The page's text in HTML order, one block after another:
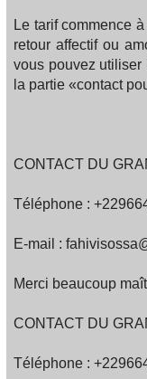
Le tarif commence
retour affectif ou
vous pouvez utiliser
la partie «contact
CONTACT DU
Téléphone :
E-mail :
Merci beaucoup
CONTACT DU
Téléphone :